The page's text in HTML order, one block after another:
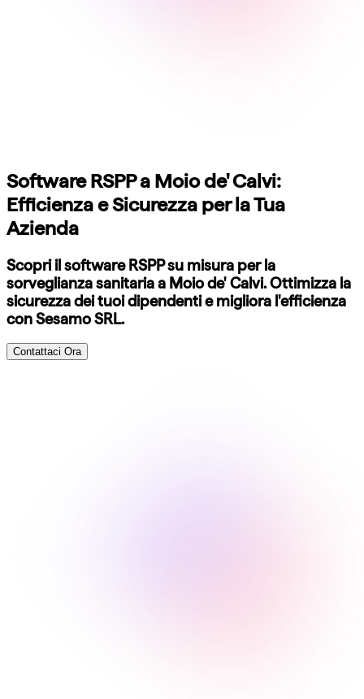
Software RSPP a Moio de' Calvi:
Efficienza e Sicurezza per la Tua
Azienda
Scopri il software RSPP su misura per la
sorveglianza sanitaria a Moio de' Calvi. Ottimizza la
sicurezza dei tuoi dipendenti e migliora l'efficienza
con Sesamo SRL.
Contattaci Ora